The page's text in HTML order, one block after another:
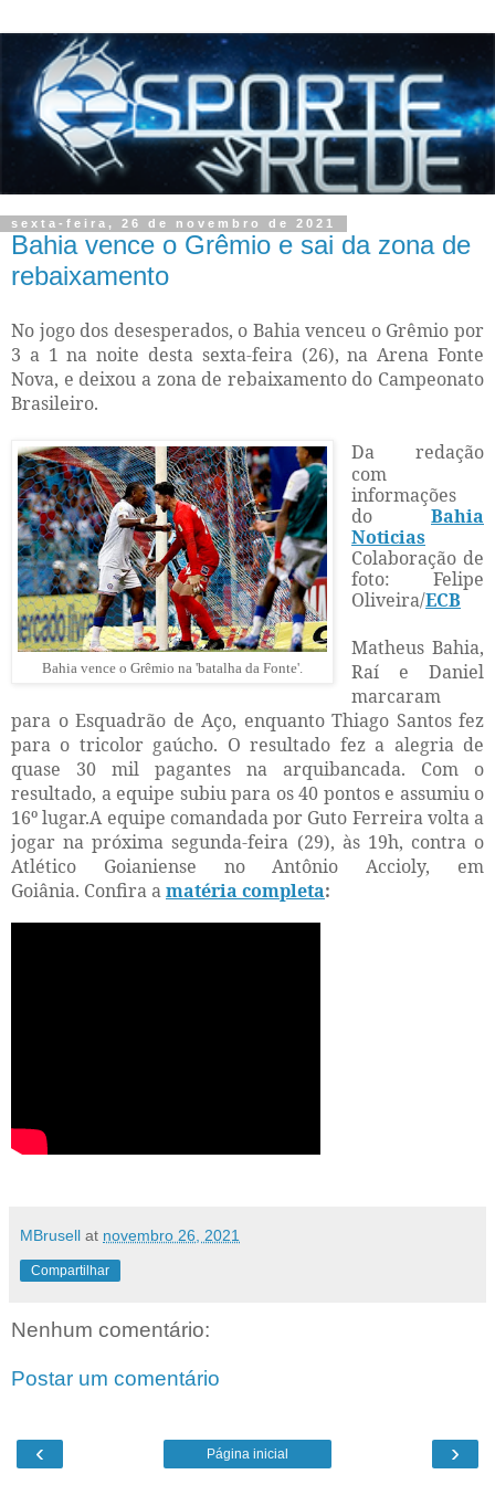
sexta-feira, 26 de novembro de 2021
Bahia vence o Grêmio e sai da zona de
rebaixamento
No jogo dos desesperados, o Bahia venceu o Grêmio por
3 a 1 na noite desta sexta-feira (26), na Arena Fonte
Nova, e deixou a zona de rebaixamento do Campeonato
Brasileiro.
Bahia vence o Grêmio na 'batalha da Fonte'.
Da redação
com
informações
do Bahia
Noticias
Colaboração de
foto: Felipe
Oliveira/ECB
Matheus Bahia,
Raí e Daniel
marcaram
para o Esquadrão de Aço, enquanto Thiago Santos fez
para o tricolor gaúcho. O resultado fez a alegria de
quase 30 mil pagantes na arquibancada. Com o
resultado, a equipe subiu para os 40 pontos e assumiu o
16º lugar.A equipe comandada por Guto Ferreira volta a
jogar na próxima segunda-feira (29), às 19h, contra o
Atlético Goianiense no Antônio Accioly, em
Goiânia. Confira amatéria completa:
MBrusell at novembro 26, 2021
Compartilhar
Nenhum comentário:
Postar um comentário
‹ ›
Página inicial